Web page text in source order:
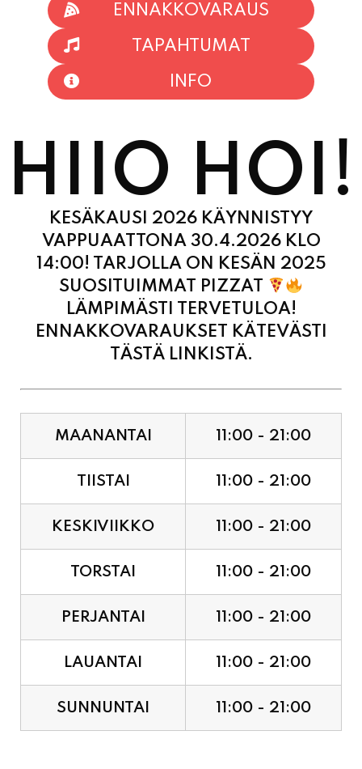
ENNAKKOVARAUS
TAPAHTUMAT
INFO
HIIO HOI!
KESÄKAUSI 2026 KÄYNNISTYY
VAPPUAATTONA 30.4.2026 KLO
14:00! TARJOLLA ON KESÄN 2025
SUOSITUIMMAT PIZZAT
LÄMPIMÄSTI TERVETULOA!
ENNAKKOVARAUKSET KÄTEVÄSTI
TÄSTÄ LINKISTÄ.
MAANANTAI 11:00 - 21:00
TIISTAI 11:00 - 21:00
KESKIVIIKKO 11:00 - 21:00
TORSTAI 11:00 - 21:00
PERJANTAI 11:00 - 21:00
LAUANTAI 11:00 - 21:00
SUNNUNTAI 11:00 - 21:00